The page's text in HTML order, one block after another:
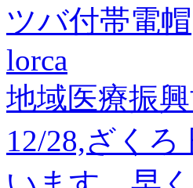
ツバ付帯電帽
lorca
地域医療振
12/28,ざく